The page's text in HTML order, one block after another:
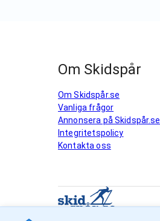
Om Skidspår
Om Skidspår.se
Vanliga frågor
Annonsera på Skidspår.se
Integritetspolicy
Kontakta oss